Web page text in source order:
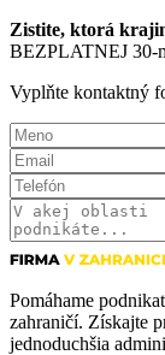
Zistite, ktorá
BEZPLATNEJ 30-
Vyplňte kontaktný
Pomáhame
zahraničí. Získajte
jednoduchšia